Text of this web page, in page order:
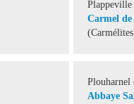
Carmel
Abbaye